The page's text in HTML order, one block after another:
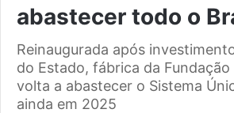
abastecer todo o
Reinaugurada após
do Estado, fábrica da Fundação
volta a abastecer o Sistema
ainda em 2025